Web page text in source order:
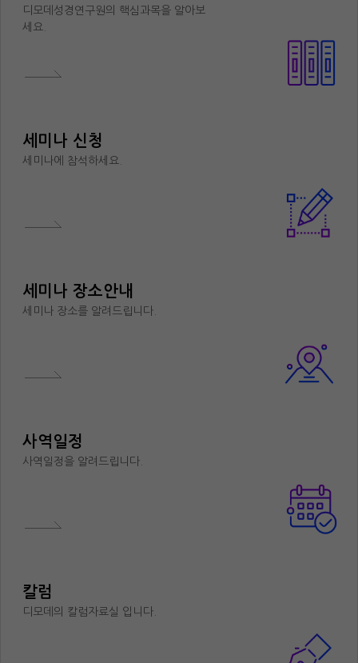
디모데성경연구원의 핵심과목을 알아보
세요.
세미나 신청
세미나에 참석하세요.
세미나 장소안내
세미나 장소를 알려드립니다.
사역일정
사역일정을 알려드립니다.
칼럼
디모데의 칼럼자료실 입니다.